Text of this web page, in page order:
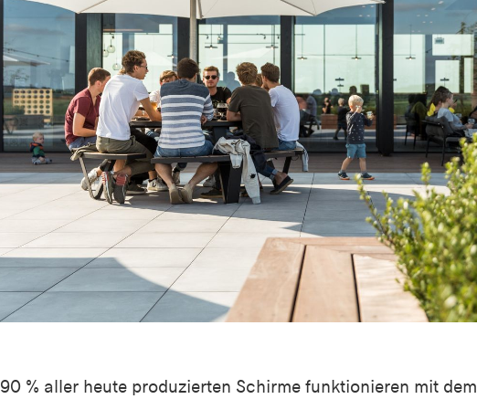
90 % aller heute produzierten Schirme funktionieren mit dem